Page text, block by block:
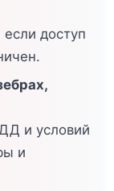
доступ
и условий
и